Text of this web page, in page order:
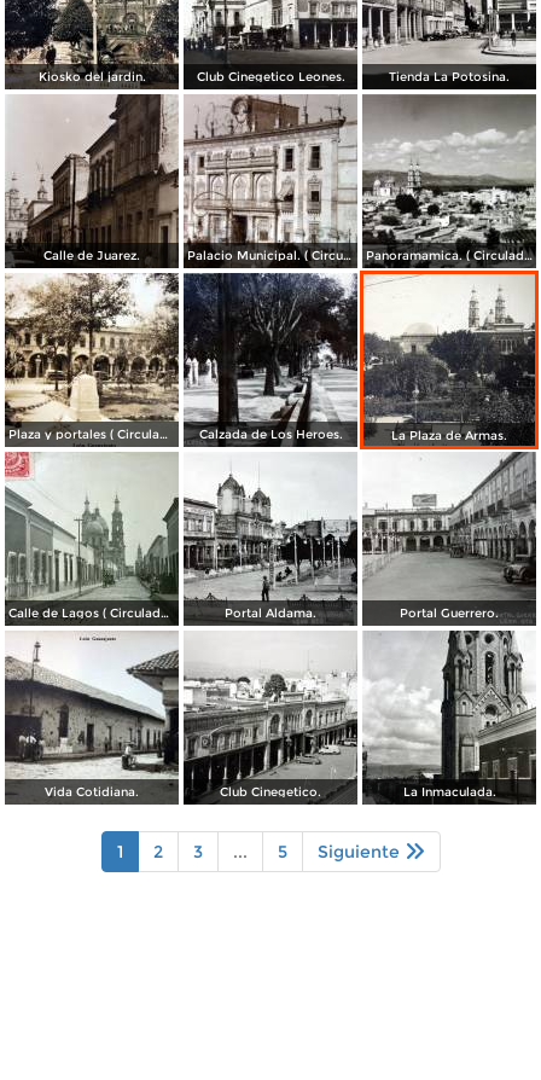
Kiosko del jardin. Club Cinegetico Leones. Tienda La Potosina.
Calle de Juarez. Palacio Municipal. ( Circulada el 23 de Julio de 1924 ). Panoramamica. ( Circulada el 6 de Febrero de 1947 ).
Plaza y portales ( Circulada el 4 de Agosto de 1929 ). Calzada de Los Heroes. La Plaza de Armas.
Calle de Lagos ( Circulada el 27 de Mayo de 1909 ). Portal Aldama. Portal Guerrero.
Vida Cotidiana. Club Cinegetico. La Inmaculada.
1 2 3 ... 5 Siguiente